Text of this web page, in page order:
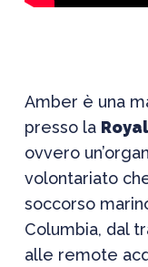
Amber è una
presso la
ovvero
volontariato
soccorso
Columbia, dal
alle remote